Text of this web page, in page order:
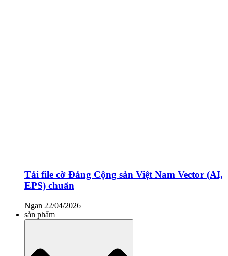
Tải file cờ Đảng Cộng sản Việt Nam Vector (AI,
EPS) chuẩn
Ngan 22/04/2026
sản phẩm